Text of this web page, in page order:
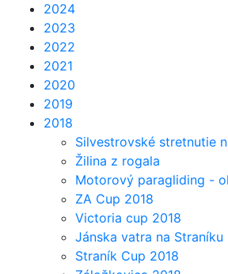
2024
2023
2022
2021
2020
2019
2018
Silvestrovské stretnutie
Žilina z rogala
Motorový paragliding -
ZA Cup 2018
Victoria cup 2018
Jánska vatra na Straníku
Straník Cup 2018